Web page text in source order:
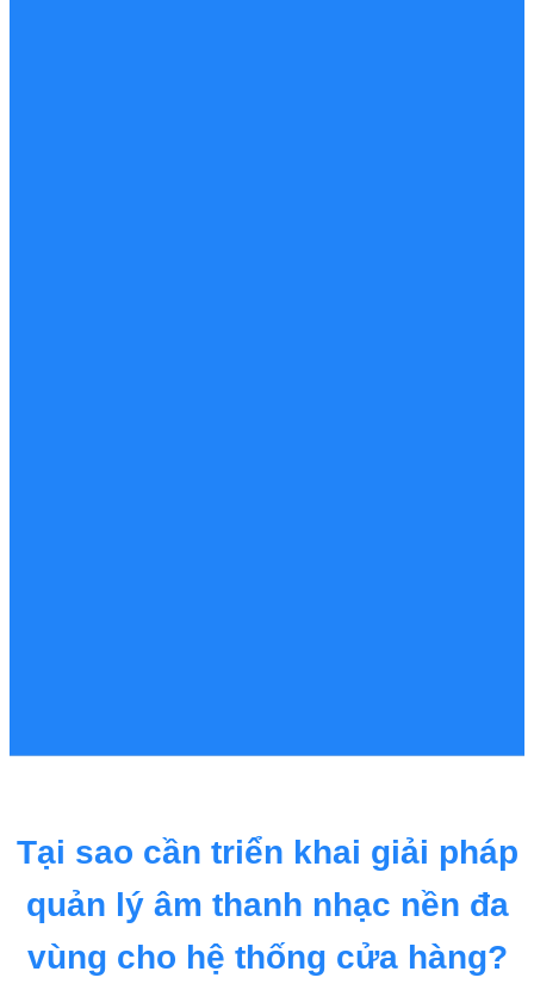
Tại sao cần triển khai giải pháp
quản lý âm thanh nhạc nền đa
vùng cho hệ thống cửa hàng?